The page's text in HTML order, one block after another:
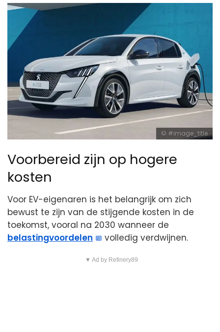
#image_title
Voorbereid zijn op hogere
kosten
Voor EV-eigenaren is het belangrijk om zich
bewust te zijn van de stijgende kosten in de
toekomst, vooral na 2030 wanneer de
belastingvoordelen
volledig verdwijnen.
▼ Ad by Refinery89